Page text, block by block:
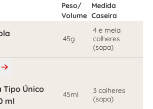
Peso/
Volume
Medida
Caseira
45g
4 e meia
colheres
(sopa)
Tipo Único
ml
45ml
3 colheres
(sopa)